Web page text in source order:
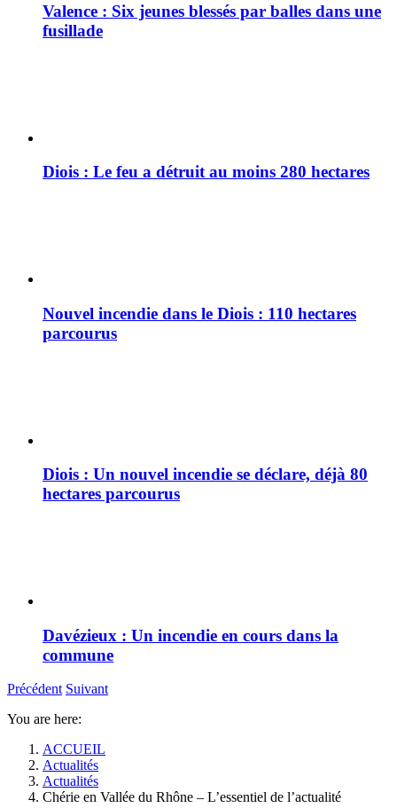
Valence : Six jeunes blessés par balles dans une
fusillade
Diois : Le feu a détruit au moins 280 hectares
Nouvel incendie dans le Diois : 110 hectares
parcourus
Diois : Un nouvel incendie se déclare, déjà 80
hectares parcourus
Davézieux : Un incendie en cours dans la
commune
Précédent Suivant
You are here:
ACCUEIL
Actualités
Actualités
Chérie en Vallée du Rhône – L’essentiel de l’actualité